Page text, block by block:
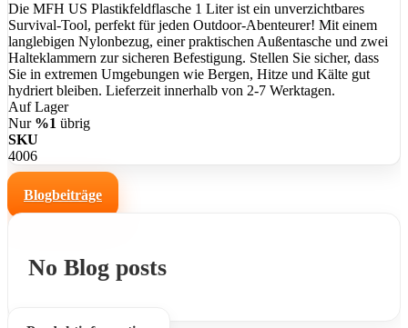
Die MFH US Plastikfeldflasche 1 Liter ist ein unverzichtbares
Survival-Tool, perfekt für jeden Outdoor-Abenteurer! Mit einem
langlebigen Nylonbezug, einer praktischen Außentasche und zwei
Halteklammern zur sicheren Befestigung. Stellen Sie sicher, dass
Sie in extremen Umgebungen wie Bergen, Hitze und Kälte gut
hydriert bleiben. Lieferzeit innerhalb von 2-7 Werktagen.
Auf Lager
Nur %1 übrig
SKU
4006
Blogbeiträge
No Blog posts